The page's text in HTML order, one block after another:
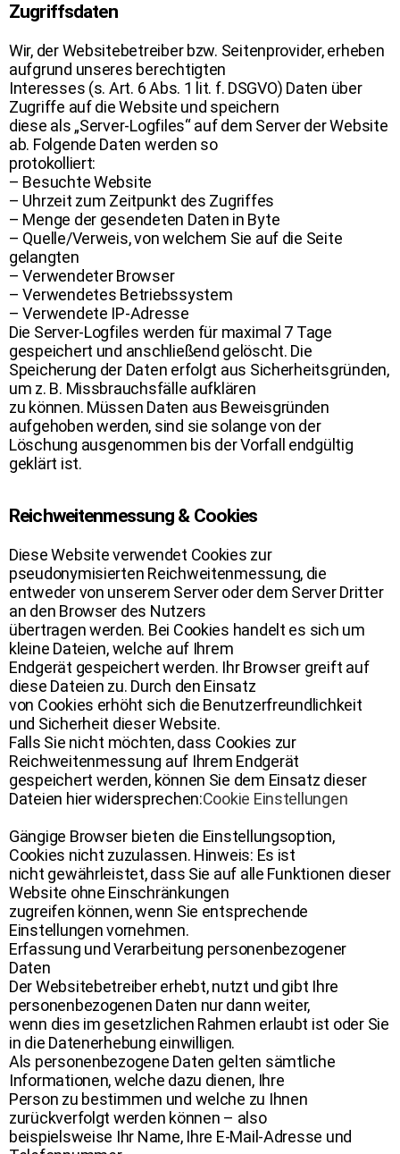
Zugriffsdaten
Wir, der Websitebetreiber bzw. Seitenprovider, erheben
aufgrund unseres berechtigten
Interesses (s. Art. 6 Abs. 1 lit. f. DSGVO) Daten über
Zugriffe auf die Website und speichern
diese als „Server-Logfiles“ auf dem Server der Website
ab. Folgende Daten werden so
protokolliert:
– Besuchte Website
– Uhrzeit zum Zeitpunkt des Zugriffes
– Menge der gesendeten Daten in Byte
– Quelle/Verweis, von welchem Sie auf die Seite
gelangten
– Verwendeter Browser
– Verwendetes Betriebssystem
– Verwendete IP-Adresse
Die Server-Logfiles werden für maximal 7 Tage
gespeichert und anschließend gelöscht. Die
Speicherung der Daten erfolgt aus Sicherheitsgründen,
um z. B. Missbrauchsfälle aufklären
zu können. Müssen Daten aus Beweisgründen
aufgehoben werden, sind sie solange von der
Löschung ausgenommen bis der Vorfall endgültig
geklärt ist.
Reichweitenmessung & Cookies
Diese Website verwendet Cookies zur
pseudonymisierten Reichweitenmessung, die
entweder von unserem Server oder dem Server Dritter
an den Browser des Nutzers
übertragen werden. Bei Cookies handelt es sich um
kleine Dateien, welche auf Ihrem
Endgerät gespeichert werden. Ihr Browser greift auf
diese Dateien zu. Durch den Einsatz
von Cookies erhöht sich die Benutzerfreundlichkeit
und Sicherheit dieser Website.
Falls Sie nicht möchten, dass Cookies zur
Reichweitenmessung auf Ihrem Endgerät
gespeichert werden, können Sie dem Einsatz dieser
Dateien hier widersprechen:Cookie Einstellungen
Gängige Browser bieten die Einstellungsoption,
Cookies nicht zuzulassen. Hinweis: Es ist
nicht gewährleistet, dass Sie auf alle Funktionen dieser
Website ohne Einschränkungen
zugreifen können, wenn Sie entsprechende
Einstellungen vornehmen.
Erfassung und Verarbeitung personenbezogener
Daten
Der Websitebetreiber erhebt, nutzt und gibt Ihre
personenbezogenen Daten nur dann weiter,
wenn dies im gesetzlichen Rahmen erlaubt ist oder Sie
in die Datenerhebung einwilligen.
Als personenbezogene Daten gelten sämtliche
Informationen, welche dazu dienen, Ihre
Person zu bestimmen und welche zu Ihnen
zurückverfolgt werden können – also
beispielsweise Ihr Name, Ihre E-Mail-Adresse und